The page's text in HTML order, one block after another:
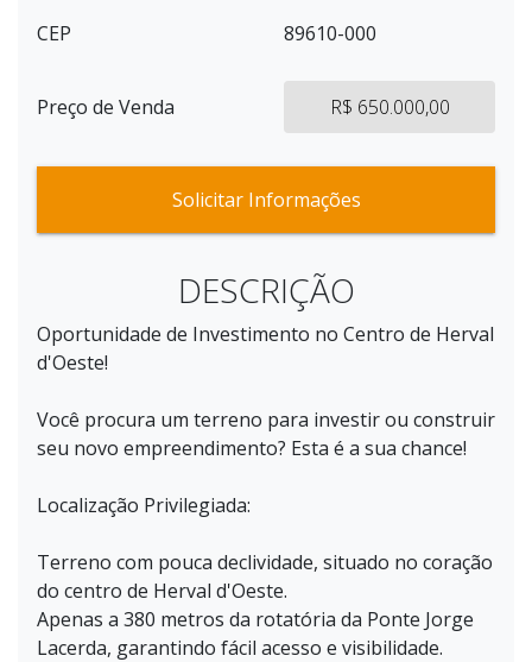
CEP
89610-000
Preço de Venda R$ 650.000,00
Solicitar Informações
DESCRIÇÃO
Oportunidade de Investimento no Centro de Herval
d'Oeste!
Você procura um terreno para investir ou construir
seu novo empreendimento? Esta é a sua chance!
Localização Privilegiada:
Terreno com pouca declividade, situado no coração
do centro de Herval d'Oeste.
Apenas a 380 metros da rotatória da Ponte Jorge
Lacerda, garantindo fácil acesso e visibilidade.